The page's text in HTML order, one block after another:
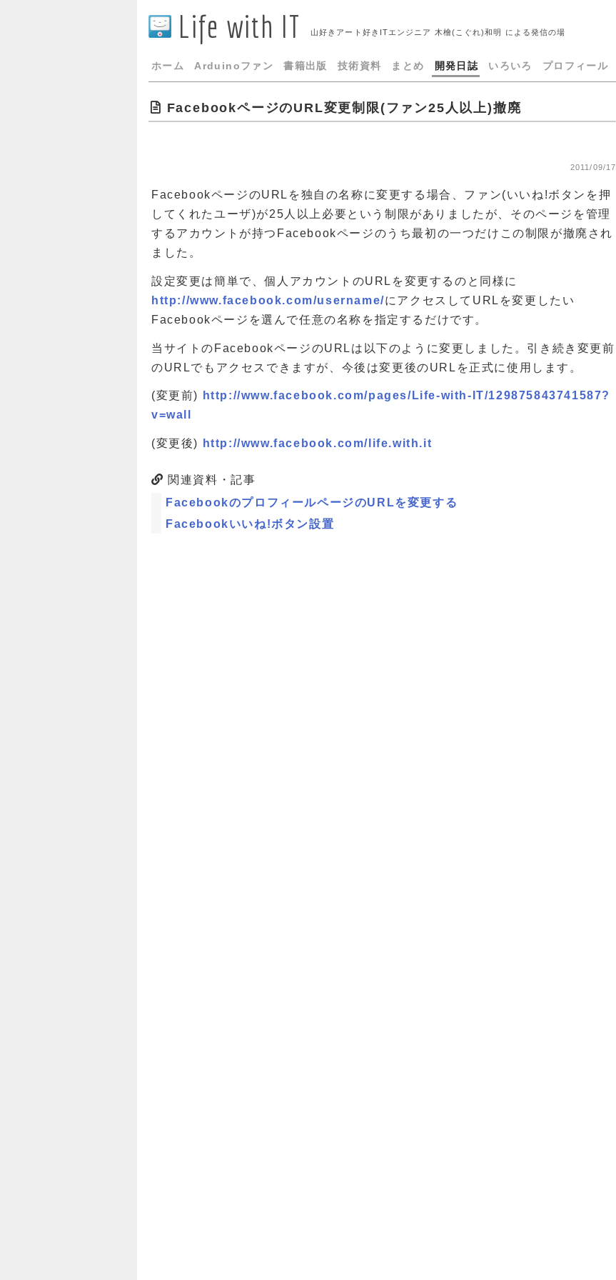
Life with IT 山好きアート好きITエンジニア 木檜(こぐれ)和明 による発信の場
ホーム Arduinoファン 書籍出版 技術資料 まとめ 開発日誌 いろいろ プロフィール
FacebookページのURL変更制限(ファン25人以上)撤廃
2011/09/17
FacebookページのURLを独自の名称に変更する場合、ファン(いいね!ボタンを押
してくれたユーザ)が25人以上必要という制限がありましたが、そのページを管理
するアカウントが持つFacebookページのうち最初の一つだけこの制限が撤廃され
ました。
設定変更は簡単で、個人アカウントのURLを変更するのと同様に
http://www.facebook.com/username/にアクセスしてURLを変更したい
Facebookページを選んで任意の名称を指定するだけです。
当サイトのFacebookページのURLは以下のように変更しました。引き続き変更前
のURLでもアクセスできますが、今後は変更後のURLを正式に使用します。
(変更前)
http://www.facebook.com/pages/Life-with-IT/129875843741587?
v=wall
(変更後) http://www.facebook.com/life.with.it
関連資料・記事
FacebookのプロフィールページのURLを変更する
Facebookいいね!ボタン設置